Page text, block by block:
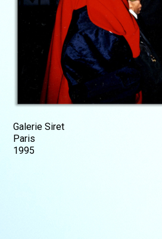
Galerie Siret
Paris
1995